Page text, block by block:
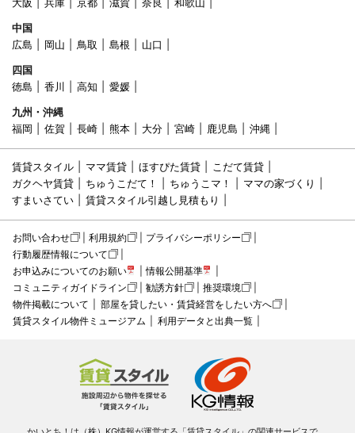
大阪
兵庫 京都 滋賀 奈良
和歌山
中国
広島
岡山 鳥取 島根
山口
四国
徳島
香川 高知
愛媛
九州・沖縄
福岡
佐賀 長崎 熊本 大分 宮崎 鹿児島 沖縄
賃貸スタイル ママ賃貸 ほすぴた賃貸
こだて賃貸
ガクヘヤ賃貸
ちゅうこだて！ ちゅうこマ！
ママの家づくり
すまいさてい
賃貸スタイル引越し見積もり
お問い合わせ 利用規約
プライバシーポリシー
行動履歴情報について
お申込みについてのお願い
情報公開基準
コミュニティガイドライン
勧誘方針
推奨環境
物件掲載について
部屋を貸したい・賃貸経営をしたい方へ
賃貸スタイル物件ミュージアム
利用データと出典一覧